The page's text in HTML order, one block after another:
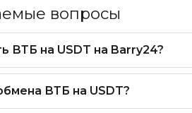
вопросы
ВТБ на USDT на Barry24?
ВТБ на USDT?